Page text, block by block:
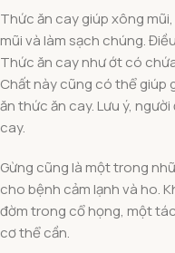
Thức ăn cay giúp xông
mũi và làm sạch chúng.
Thức ăn cay như ớt có
Chất này cũng có thể giúp
ăn thức ăn cay. Lưu ý,
cay.
Gừng cũng là một trong
cho bệnh cảm lạnh và ho.
đờm trong cổ họng, một
cơ thể cần.